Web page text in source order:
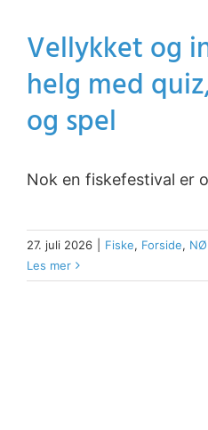
Vellykket og
helg med
og spel
Nok en fiskefestival er
27. juli 2026 Fiske, Forside,
Les mer